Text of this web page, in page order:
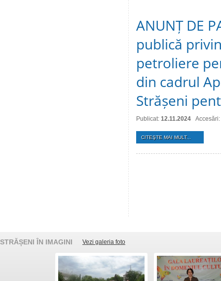
ANUNȚ DE
publică
реtroliere
din саdrul
Strășeni
Publicat: 12.11.2024
CITEŞTE MAI MULT...
STRĂȘENI ÎN IMAGINI Vezi galeria foto